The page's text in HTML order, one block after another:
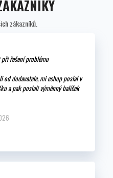
zákazníků.
řešení problému
od dodavatele, mi eshop poslal v
a pak poslali výměnný balíček